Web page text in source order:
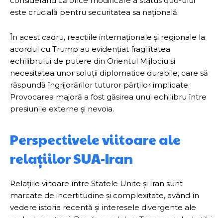
este crucială pentru securitatea sa națională.
În acest cadru, reacțiile internaționale și regionale la
acordul cu Trump au evidențiat fragilitatea
echilibrului de putere din Orientul Mijlociu și
necesitatea unor soluții diplomatice durabile, care să
răspundă îngrijorărilor tuturor părților implicate.
Provocarea majoră a fost găsirea unui echilibru între
presiunile externe și nevoia.
Perspectivele viitoare ale
relațiilor SUA-Iran
Relațiile viitoare între Statele Unite și Iran sunt
marcate de incertitudine și complexitate, având în
vedere istoria recentă și interesele divergente ale